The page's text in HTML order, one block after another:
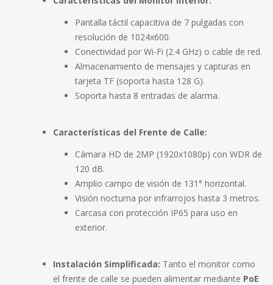
Pantalla táctil capacitiva de 7 pulgadas con
resolución de 1024x600.
Conectividad por Wi-Fi (2.4 GHz) o cable de red.
Almacenamiento de mensajes y capturas en
tarjeta TF (soporta hasta 128 G).
Soporta hasta 8 entradas de alarma.
Características del Frente de Calle:
Cámara HD de 2MP (1920x1080p) con WDR de
120 dB.
Amplio campo de visión de 131° horizontal.
Visión nocturna por infrarrojos hasta 3 metros.
Carcasa con protección IP65 para uso en
exterior.
Instalación Simplificada: Tanto el monitor como
el frente de calle se pueden alimentar mediante PoE